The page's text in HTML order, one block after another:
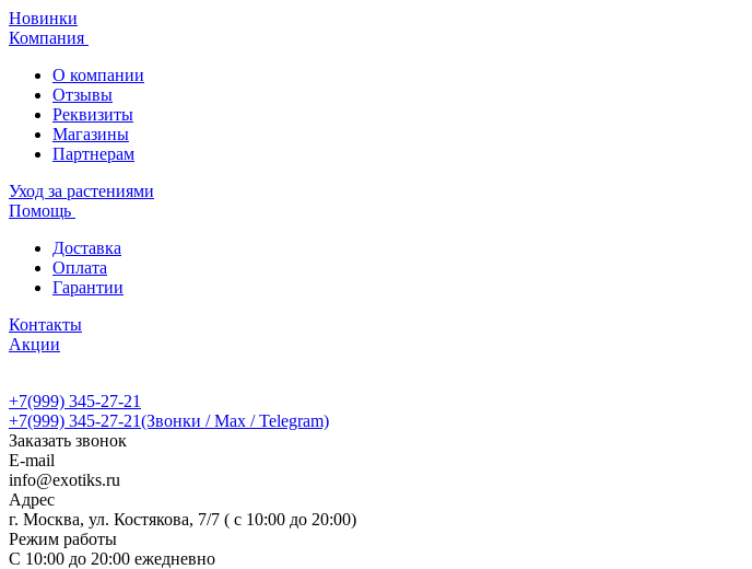
Новинки
Компания
О компании
Отзывы
Реквизиты
Магазины
Партнерам
Уход за растениями
Помощь
Доставка
Оплата
Гарантии
Контакты
Акции
+7(999) 345-27-21
+7(999) 345-27-21(Звонки / Max / Telegram)
Заказать звонок
E-mail
info@exotiks.ru
Адрес
г. Москва, ул. Костякова, 7/7 ( с 10:00 до 20:00)
Режим работы
С 10:00 до 20:00 ежедневно